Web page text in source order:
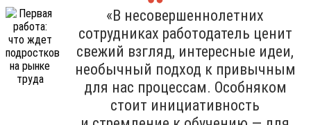
«В несовершеннолетних
сотрудниках работодатель ценит
свежий взгляд, интересные идеи,
необычный подход к привычным
для нас процессам. Особняком
стоит инициативность